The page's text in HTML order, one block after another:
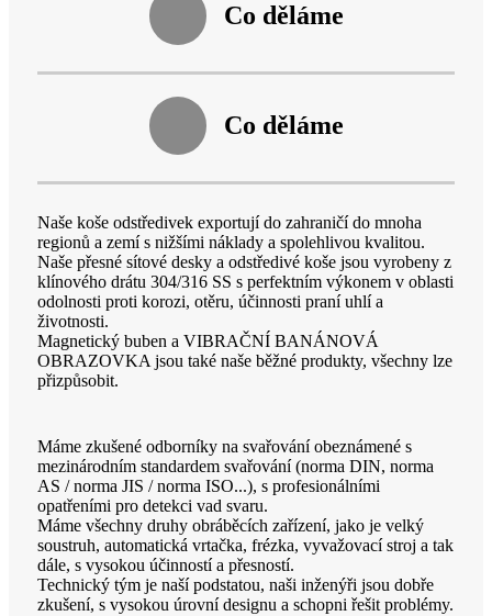
Co děláme
Co děláme
Naše koše odstředivek exportují do zahraničí do mnoha
regionů a zemí s nižšími náklady a spolehlivou kvalitou.
Naše přesné sítové desky a odstředivé koše jsou vyrobeny z
klínového drátu 304/316 SS s perfektním výkonem v oblasti
odolnosti proti korozi, otěru, účinnosti praní uhlí a
životnosti.
Magnetický buben a VIBRAČNÍ BANÁNOVÁ
OBRAZOVKA jsou také naše běžné produkty, všechny lze
přizpůsobit.
Máme zkušené odborníky na svařování obeznámené s
mezinárodním standardem svařování (norma DIN, norma
AS / norma JIS / norma ISO...), s profesionálními
opatřeními pro detekci vad svaru.
Máme všechny druhy obráběcích zařízení, jako je velký
soustruh, automatická vrtačka, frézka, vyvažovací stroj a tak
dále, s vysokou účinností a přesností.
Technický tým je naší podstatou, naši inženýři jsou dobře
zkušení, s vysokou úrovní designu a schopni řešit problémy.